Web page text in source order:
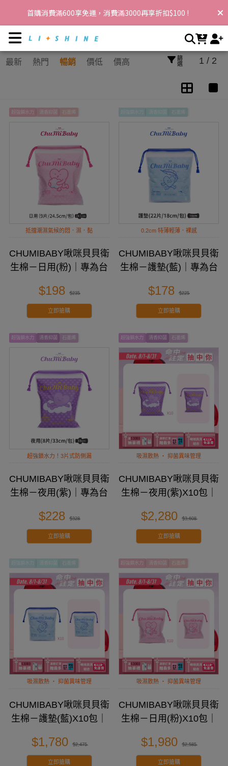
首購消費滿600享免運，消費滿3000再享折扣$100 !
最新 熱門 暢銷 價低 價高 篩選 1 / 2
超強鎖水力 清香抑菌 石墨烯
抵擋潮濕氣候的悶．濕．黏
CHUMIBABY啾咪貝貝衛
生棉－日用(粉)｜專為台
$198 $235
立即搶購
超強鎖水力 清香抑菌 石墨烯
0.2cm 特薄輕薄．裸感
CHUMIBABY啾咪貝貝衛
生棉－護墊(藍)｜專為台
$178 $225
立即搶購
超強鎖水力 清香抑菌 石墨烯
超強鎖水力！3片式防側漏
CHUMIBABY啾咪貝貝衛
生棉－夜用(紫)｜專為台
$228 $328
立即搶購
超強鎖水力 清香抑菌 石墨烯
吸濕散熱 ‧ 抑菌異味管理
CHUMIBABY啾咪貝貝衛
生棉－夜用(紫)X10包｜
$2,280 $3,608
立即搶購
超強鎖水力 清香抑菌 石墨烯
吸濕散熱 ‧ 抑菌異味管理
CHUMIBABY啾咪貝貝衛
生棉－護墊(藍)X10包｜
$1,780 $2,475
立即搶購
超強鎖水力 清香抑菌 石墨烯
吸濕散熱 ‧ 抑菌異味管理
CHUMIBABY啾咪貝貝衛
生棉－日用(粉)X10包｜
$1,980 $2,585
立即搶購